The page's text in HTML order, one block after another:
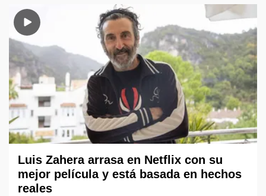
Luis Zahera arrasa en Netflix con su
mejor película y está basada en hechos
reales